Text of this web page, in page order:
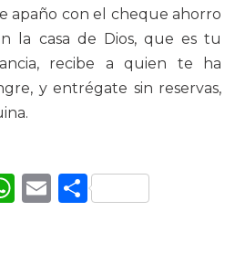
apaño con el cheque ahorro
la casa de Dios, que es tu
recibe a quien te ha
y entrégate sin reservas,
WhatsApp
Email